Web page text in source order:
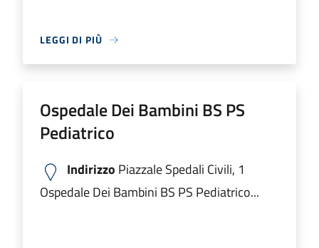
LEGGI DI PIÙ
Ospedale Dei Bambini BS PS
Pediatrico
Indirizzo Piazzale Spedali Civili, 1
Ospedale Dei Bambini BS PS Pediatrico...